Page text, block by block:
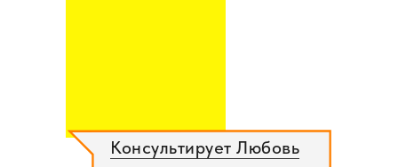
Консультирует Любовь